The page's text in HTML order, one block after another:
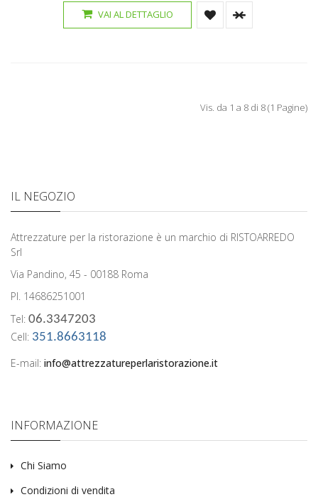
VAI AL DETTAGLIO
Vis. da 1 a 8 di 8 (1 Pagine)
IL NEGOZIO
Attrezzature per la ristorazione è un marchio di RISTOARREDO
Srl
Via Pandino, 45 - 00188 Roma
PI. 14686251001
Tel: 06.3347203
Cell: 351.8663118
E-mail: info@attrezzatureperlaristorazione.it
INFORMAZIONE
Chi Siamo
Condizioni di vendita